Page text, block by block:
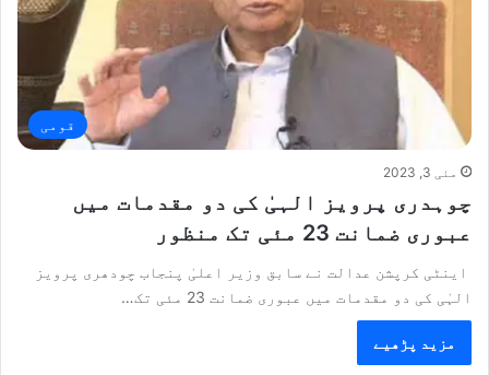
قومی
مئی 3, 2023
چوہدری پرویز الہیٰ کی دو مقدمات میں
عبوری ضمانت 23 مئی تک منظور
اینٹی کرپشن عدالت نے سابق وزیر اعلیٰ پنجاب چودھری پرویز
الہٰی کی دو مقدمات میں عبوری ضمانت 23 مئی تک…
مزید پڑھیے